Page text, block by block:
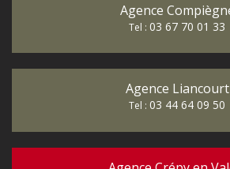
Agence
Tel : 03 67 70 01 33
Agence Liancourt
Tel : 03 44 64 09 50